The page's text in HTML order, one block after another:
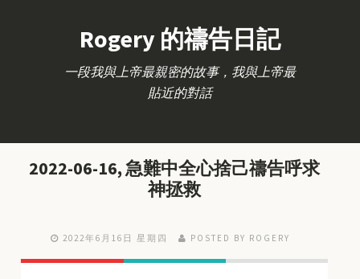
Rogery 的禱告日記
一段我與上帝最親密的故事，我與上帝最
貼近的對話
2022-06-16, 急難中全心捨己禱告呼求
神拯救
2022年6月16日 星期四 POSTED BY ROGERY